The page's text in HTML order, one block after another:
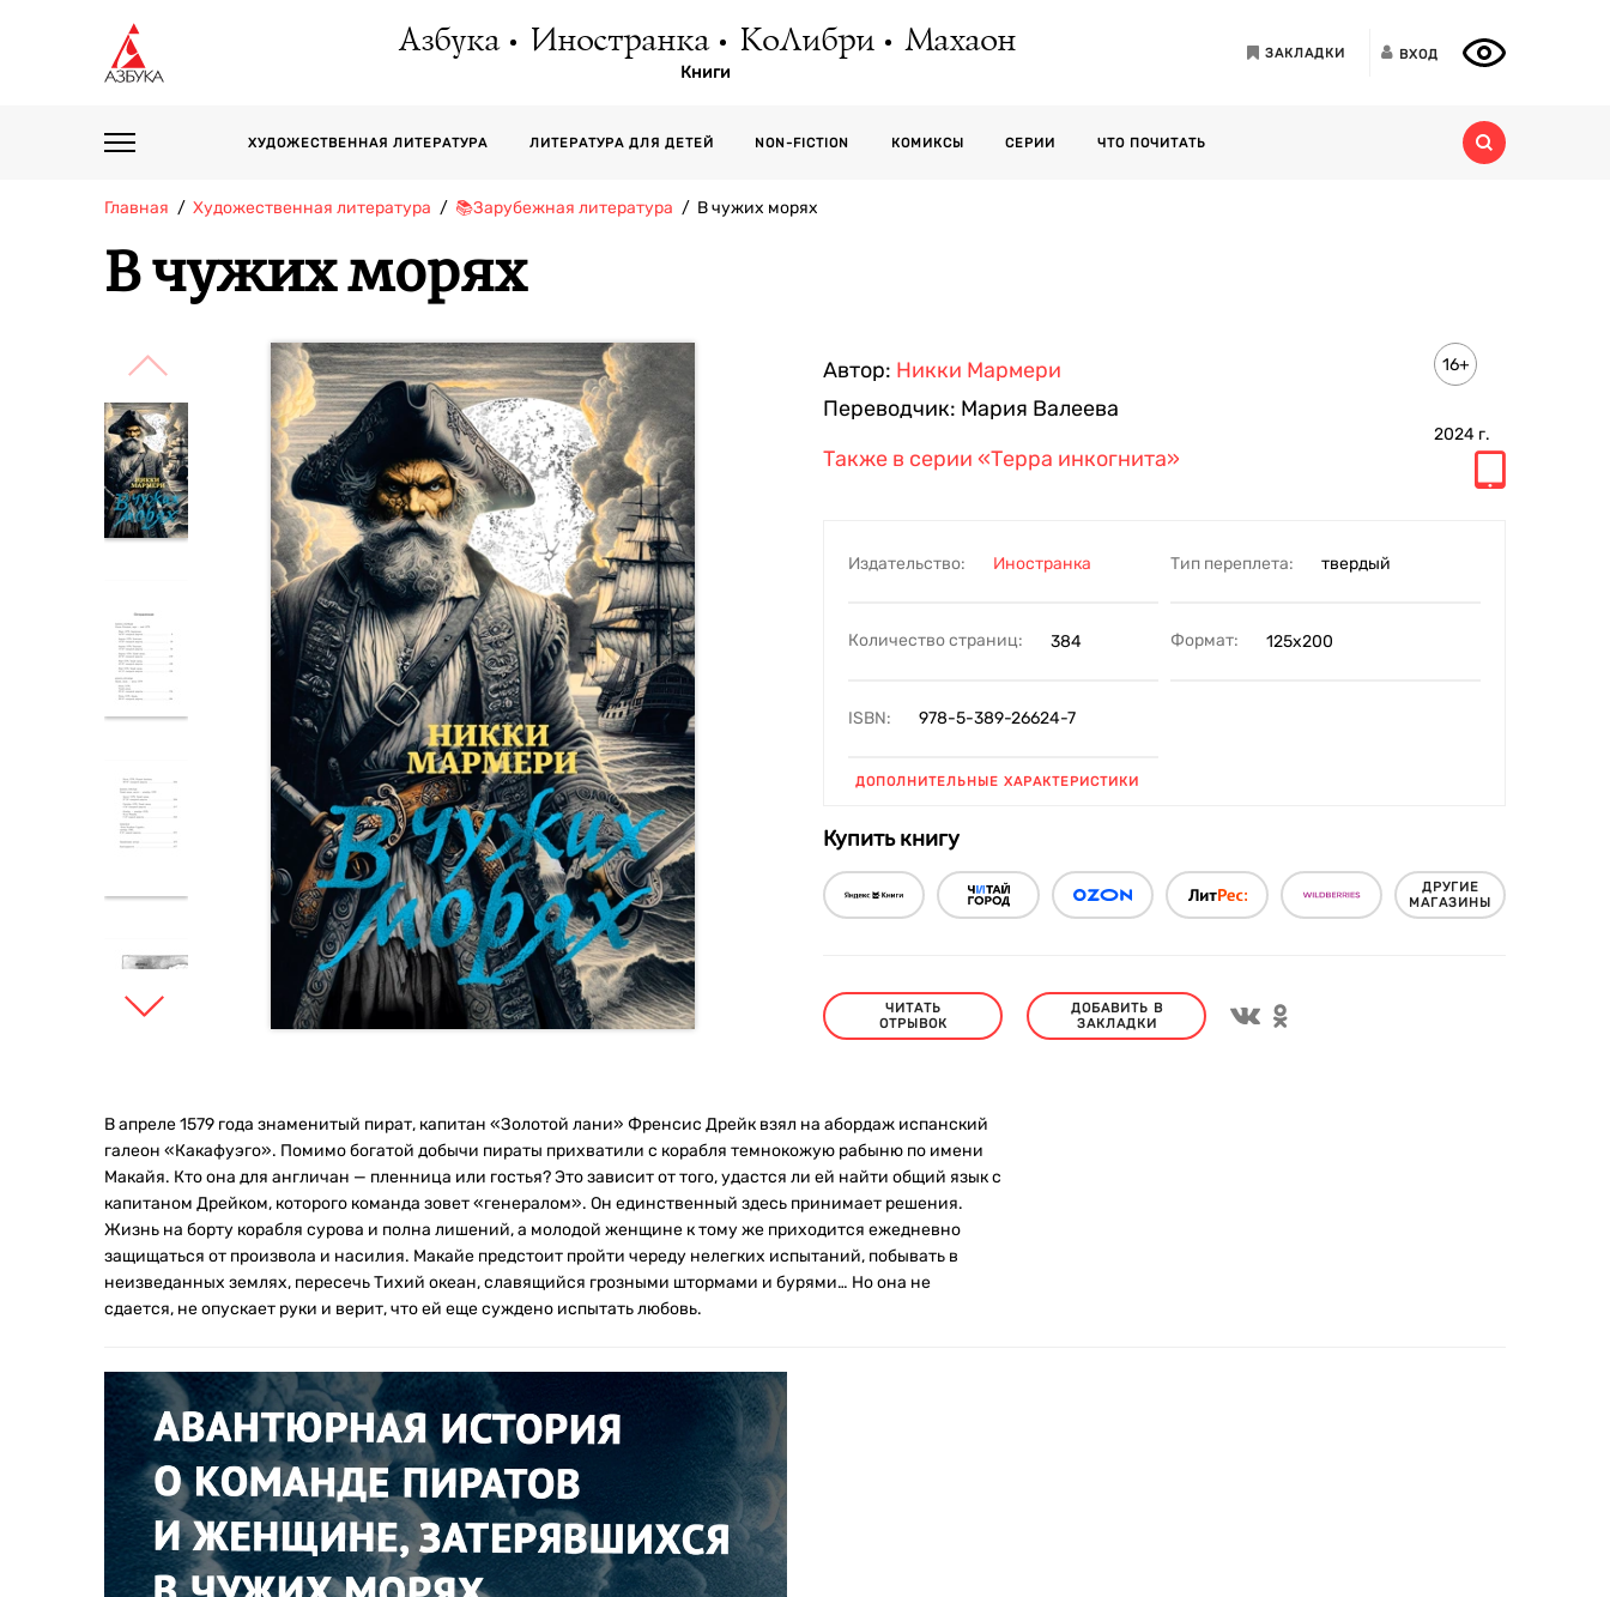
Азбука Иностранка КоЛибри Махаон
Книги
ЗАКЛАДКИ ВХОД
ХУДОЖЕСТВЕННАЯ ЛИТЕРАТУРА ЛИТЕРАТУРА ДЛЯ ДЕТЕЙ NON-FICTION КОМИКСЫ СЕРИИ ЧТО ПОЧИТАТЬ
Главная Художественная литература 📚Зарубежная литература В чужих морях
В чужих морях
Автор: Никки Мармери
Переводчик: Мария Валеева
16+
2024 г.
Также в серии «Терра инкогнита»
Издательство: Иностранка Тип переплета: твердый
Количество страниц: 384 Формат: 125х200
ISBN: 978-5-389-26624-7
ДОПОЛНИТЕЛЬНЫЕ ХАРАКТЕРИСТИКИ
Купить книгу
ДРУГИЕ
МАГАЗИНЫ
ЧИТАТЬ
ОТРЫВОК
ДОБАВИТЬ В
ЗАКЛАДКИ
В апреле 1579 года знаменитый пират, капитан «Золотой лани» Френсис Дрейк взял на абордаж испанский
галеон «Какафуэго». Помимо богатой добычи пираты прихватили с корабля темнокожую рабыню по имени
Макайя. Кто она для англичан — пленница или гостья? Это зависит от того, удастся ли ей найти общий язык с
капитаном Дрейком, которого команда зовет «генералом». Он единственный здесь принимает решения.
Жизнь на борту корабля сурова и полна лишений, а молодой женщине к тому же приходится ежедневно
защищаться от произвола и насилия. Макайе предстоит пройти череду нелегких испытаний, побывать в
неизведанных землях, пересечь Тихий океан, славящийся грозными штормами и бурями… Но она не
сдается, не опускает руки и верит, что ей еще суждено испытать любовь.